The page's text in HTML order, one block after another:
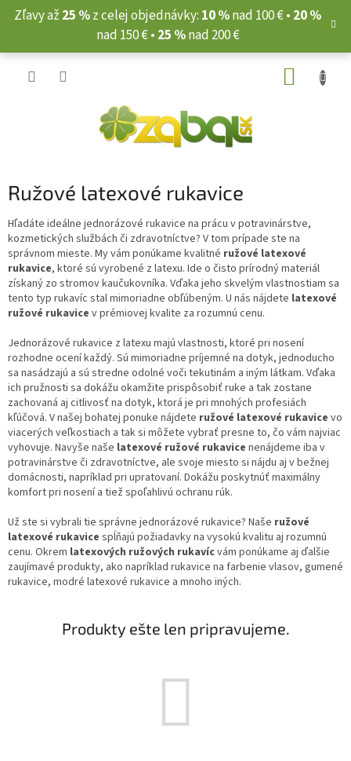
Prejsť
Zľavy až 25 %z celej objednávky: 10 %nad 100 € • 20 %
nad 150 € • 25 %nad 200 €
Ružové latexové rukavice
Hľadáte ideálne jednorázové rukavice na prácu v potravinárstve,
kozmetických službách či zdravotníctve? V tom prípade ste na
správnom mieste. My vám ponúkame kvalitné ružové latexové
rukavice, ktoré sú vyrobené z latexu. Ide o čisto prírodný materiál
získaný zo stromov kaučukovníka. Vďaka jeho skvelým vlastnostiam sa
tento typ rukavíc stal mimoriadne obľúbeným. U nás nájdete latexové
ružové rukavice v prémiovej kvalite za rozumnú cenu.
Jednorázové rukavice z latexu majú vlastnosti, ktoré pri nosení
rozhodne ocení každý. Sú mimoriadne príjemné na dotyk, jednoducho
sa nasádzajú a sú stredne odolné voči tekutinám a iným látkam. Vďaka
ich pružnosti sa dokážu okamžite prispôsobiť ruke a tak zostane
zachovaná aj citlivosť na dotyk, ktorá je pri mnohých profesiách
kľúčová. V našej bohatej ponuke nájdete ružové latexové rukavice vo
viacerých veľkostiach a tak si môžete vybrať presne to, čo vám najviac
vyhovuje. Navyše naše latexové ružové rukavice nenájdeme iba v
potravinárstve či zdravotníctve, ale svoje miesto si nájdu aj v bežnej
domácnosti, napríklad pri upratovaní. Dokážu poskytnúť maximálny
komfort pri nosení a tiež spoľahlivú ochranu rúk.
Už ste si vybrali tie správne jednorázové rukavice? Naše ružové
latexové rukavice spĺňajú požiadavky na vysokú kvalitu aj rozumnú
cenu. Okrem latexových ružových rukavícvám ponúkame aj ďalšie
zaujímavé produkty, ako napríklad rukavice na farbenie vlasov, gumené
rukavice, modré latexové rukavice a mnoho iných.
Produkty ešte len pripravujeme.